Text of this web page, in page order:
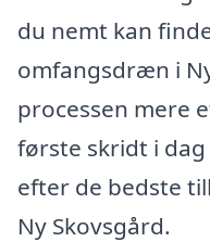
du nemt kan
omfangsdræn i
processen mere
første skridt i
efter de bedste
Ny Skovsgård.